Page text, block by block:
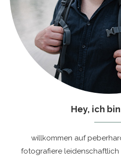
Hey, ich
willkommen auf
fotografiere